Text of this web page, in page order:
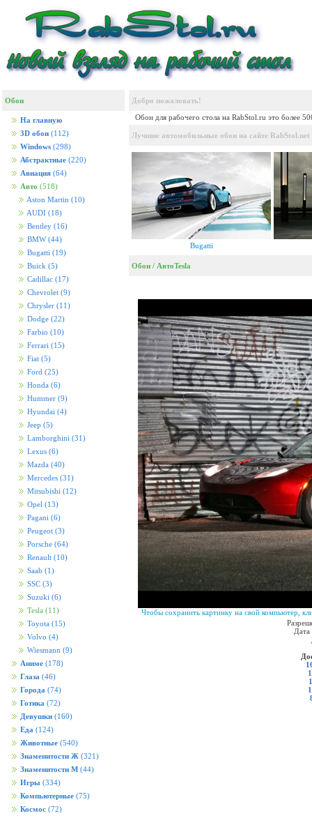
Обои
На главную
3D обои (112)
Windows (298)
Абстрактные (220)
Авиация (64)
Авто (518)
Aston Martin (10)
AUDI (18)
Bentley (16)
BMW(44)
Bugatti (19)
Buick (5)
Cadillac (17)
Chevrolet (9)
Chrysler (11)
Dodge (22)
Farbio (10)
Ferrari (15)
Fiat (5)
Ford (25)
Honda (6)
Hummer (9)
Hyundai (4)
Jeep (5)
Lamborghini (31)
Lexus (6)
Mazda (40)
Mercedes (31)
Mitsubishi (12)
Opel (13)
Pagani (6)
Peugeot (3)
Porsche (64)
Renault (10)
Saab (1)
SSC (3)
Suzuki (6)
Tesla (11)
Toyota (15)
Volvo (4)
Wiesmann (9)
Аниме (178)
Глаза (46)
Города (74)
Готика (72)
Девушки (160)
Еда (124)
Животные (540)
Знаменитости Ж (321)
Знаменитости М (44)
Игры (334)
Компьютерные (75)
Космос (72)
Добро пожаловать!
Обои для рабочего стола на RabStol.ru это более
Лучшие автомобильные обои на сайте RabStol.net
Bugatti
Обои / АвтоTesla
Чтобы сохранить картинку на свой компьютер,
Дата